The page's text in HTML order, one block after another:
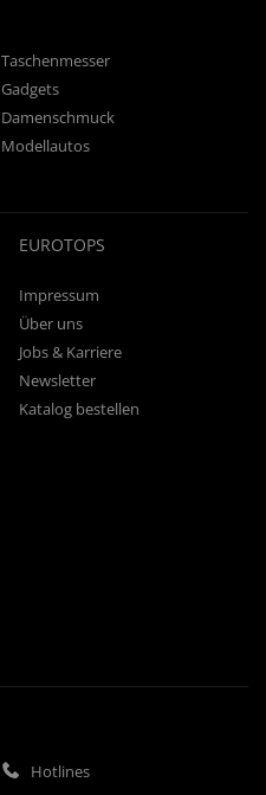
Taschenmesser
Gadgets
Damenschmuck
Modellautos
EUROTOPS
Impressum
Über uns
Jobs & Karriere
Newsletter
Katalog bestellen
Hotlines